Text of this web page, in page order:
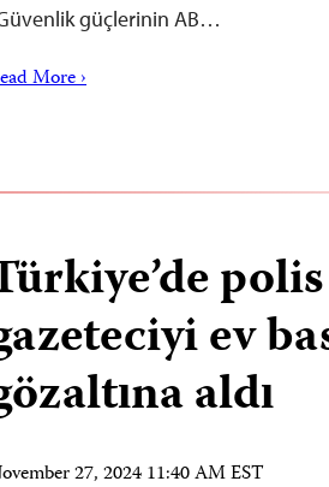
güçlerinin AB…
More ›
ev
aldı
27, 2024 11:40 AM EST